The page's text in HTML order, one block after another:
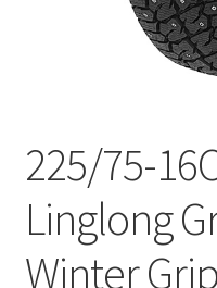
225/75-
Linglong
Winter